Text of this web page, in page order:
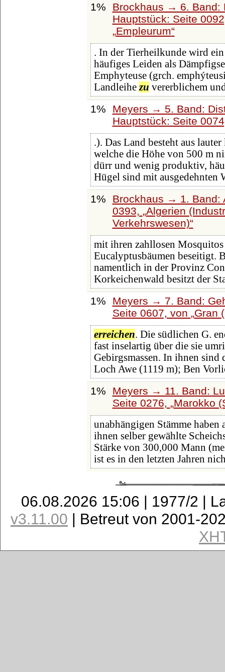
1%
Brockhaus → 6. Band:
Hauptstück: Seite
Empleurum
. In der Tierheilkunde wird ein
häufiges Leiden als
Emphyteuse (grch.
Landleihe zu vererblichem
1%
Meyers → 5. Band:
Hauptstück: Seite
.). Das Land besteht aus
welche die Höhe von 500 m
dürr und wenig produktiv,
Hügel sind mit ausgedehnten
1%
Brockhaus → 1. Band:
0393,
Algerien
Verkehrswesen)
mit ihren zahllosen
Eucalyptusbäumen beseitigt.
namentlich in der Provinz
Korkeichenwald besitzt der
1%
Meyers → 7. Band:
Seite 0607, von Gran
erreichen. Die südlichen G.
fast inselartig über die sie
Gebirgsmassen. In ihnen sind
Loch Awe (1119 m); Ben
1%
Meyers → 11. Band:
Seite 0276,
Marokko
unabhängigen Stämme
ihnen selber gewählte
Stärke von 300,000 Mann
ist es in den letzten Jahren
06.08.2026 15:06 | 1977/2 |
v3.11.00 | Betreut von 2001-